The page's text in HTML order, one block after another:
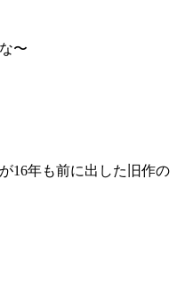
〜
16年も前に出した旧作の